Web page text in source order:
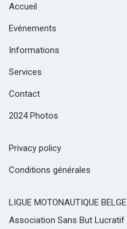
Accueil
Evénements
Informations
Services
Contact
2024 Photos
Privacy policy
Conditions générales
LIGUE MOTONAUTIQUE BELGE
Association Sans But Lucratif